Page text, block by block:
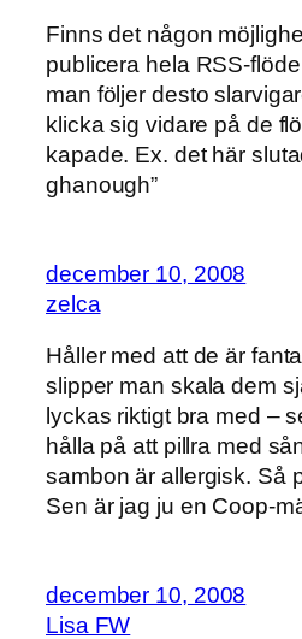
Finns det någon
publicera hela RSS-
man följer desto
klicka sig vidare på de
kapade. Ex. det här
ghanough”
december 10, 2008
zelca
Håller med att de är
slipper man skala dem
lyckas riktigt bra med –
hålla på att pillra med
sambon är allergisk. Så
Sen är jag ju en Coop-
december 10, 2008
Lisa FW